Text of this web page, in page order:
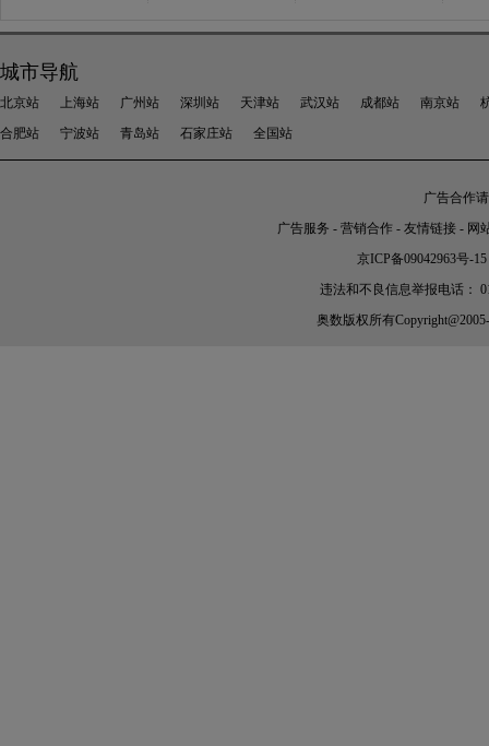
城市导航
北京站 上海站 广州站 深圳站 天津站 武汉站 成都站 南京站
合肥站
宁波站 青岛站 石家庄站 全国站
广告合作
广告服务 - 营销合作 - 友情链接 - 网
京ICP备09042963号-15
违法和不良信息举报电话：
奥数 版权所有